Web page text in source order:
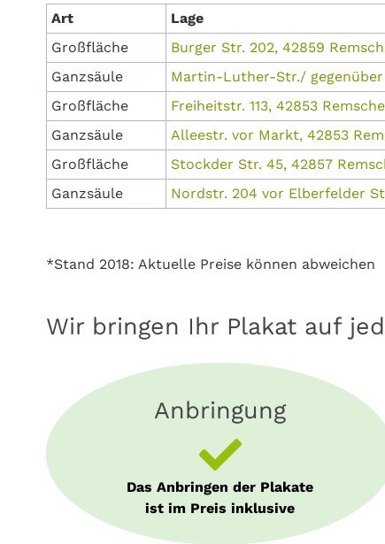
Art Lage
Großfläche
Burger Str. 202, 42859
Ganzsäule
Martin-Luther-Str./ gegenüber
Großfläche
Freiheitstr. 113, 42853
Ganzsäule
Alleestr. vor Markt, 42853
Großfläche
Stockder Str. 45, 42857
Ganzsäule
Nordstr. 204 vor Elberfelder
*Stand 2018: Aktuelle Preise können abweichen
Wir bringen Ihr Plakat auf
Anbringung
Das Anbringen der Plakate
ist im Preis inklusive